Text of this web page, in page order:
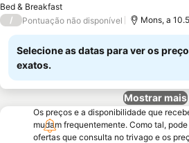
Bed & Breakfast
Ver preços
/ Pontuação não disponível Mons, a
Selecione as datas para ver os
exatos.
Mostrar mais
Os preços e a disponibilidade que
mudam frequentemente. Como tal,
ofertas que consulta no trivago e os